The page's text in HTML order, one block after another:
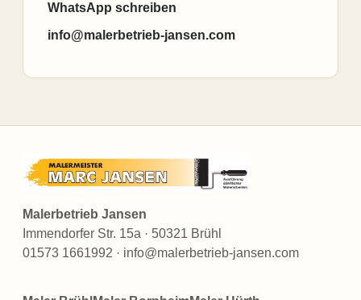
WhatsApp schreiben
info@malerbetrieb-jansen.com
Malerbetrieb Jansen
Immendorfer Str. 15a · 50321 Brühl
01573 1661992 · info@malerbetrieb-jansen.com